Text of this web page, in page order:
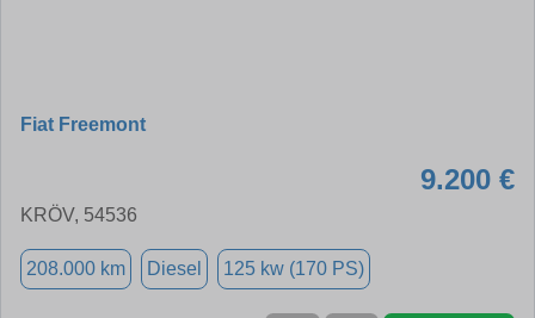
Fiat Freemont
9.200 €
KRÖV, 54536
208.000 km Diesel 125 kw (170 PS)